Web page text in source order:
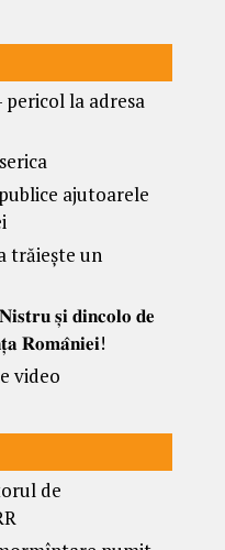
pericol la adresa
ajutoarele
trăiește un
𝐬̦𝐢 𝐝𝐢𝐧𝐜𝐨𝐥𝐨 𝐝𝐞
𝐑𝐨𝐦𝐚̂𝐧𝐢𝐞𝐢!
video
de